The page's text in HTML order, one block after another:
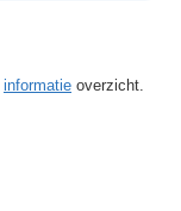
informatie overzicht.